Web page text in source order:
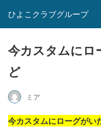
ひよこクラブグループ
今カスタムにロ
ど
ミア
今カスタムにローグがい